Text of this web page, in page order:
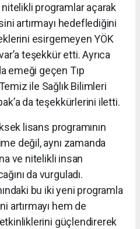
programlar açarak
artırmayı hedeflediğini
esirgemeyen YÖK
teşekkür etti. Ayrıca
emeği geçen Tıp
ile Sağlık Bilimleri
da teşekkürlerini iletti.
lisans programının
değil, aynı zamanda
ve nitelikli insan
da vurguladı.
bu iki yeni programla
artırmayı hem de
güçlendirerek